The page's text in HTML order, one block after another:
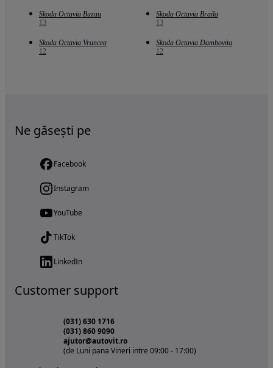
Skoda Octavia Buzau
13
Skoda Octavia Braila
13
Skoda Octavia Vrancea
12
Skoda Octavia Dambovita
12
Ne găsești pe
Facebook
Instagram
YouTube
TikTok
LinkedIn
Customer support
(031) 630 1716
(031) 860 9090
ajutor@autovit.ro
(de Luni pana Vineri intre 09:00 - 17:00)